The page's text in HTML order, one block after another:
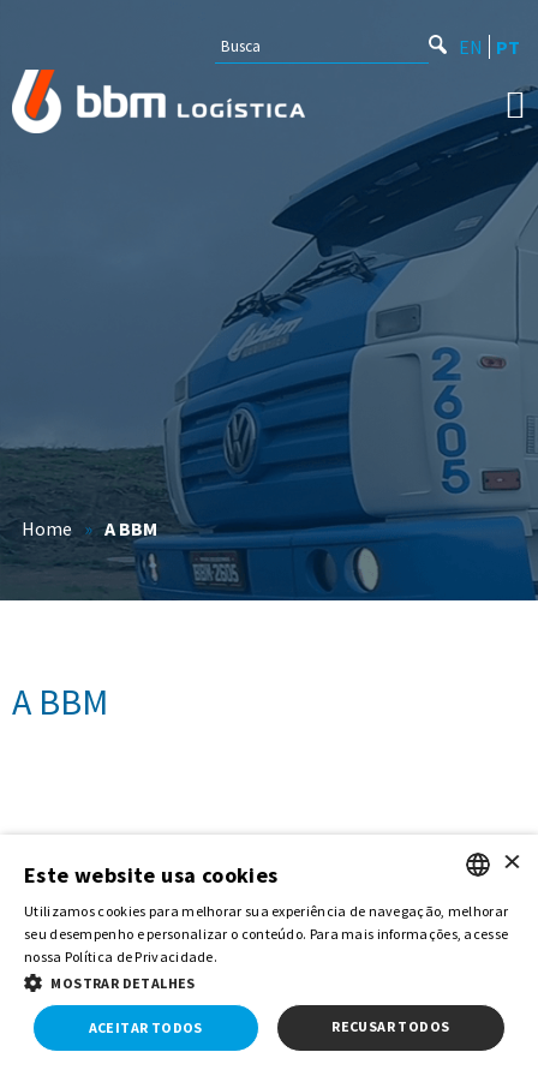
EN PT
Home » A BBM
A BBM
BBM Logística - Todos os direitos
reservados
MZ
PORTUGUESE
×
Este website usa cookies
Utilizamos cookies para melhorar sua experiência de navegação, melhorar
seu desempenho e personalizar o conteúdo. Para mais informações, acesse
nossa Política de Privacidade.
MOSTRAR DETALHES
ACEITAR TODOS RECUSAR TODOS